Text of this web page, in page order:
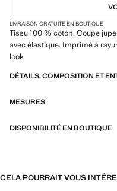
LIVRAISON GRATUITE EN BOUTIQUE
Tissu 100 % coton. Coupe
avec élastique. Imprimé à
look
DÉTAILS, COMPOSITION ET
MESURES
DISPONIBILITÉ EN BOUTIQUE
CELA POURRAIT VOUS